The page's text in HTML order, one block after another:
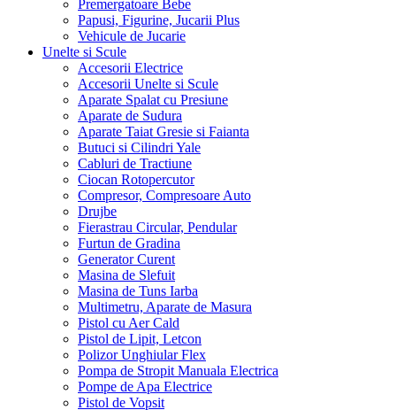
Premergatoare Bebe
Papusi, Figurine, Jucarii Plus
Vehicule de Jucarie
Unelte si Scule
Accesorii Electrice
Accesorii Unelte si Scule
Aparate Spalat cu Presiune
Aparate de Sudura
Aparate Taiat Gresie si Faianta
Butuci si Cilindri Yale
Cabluri de Tractiune
Ciocan Rotopercutor
Compresor, Compresoare Auto
Drujbe
Fierastrau Circular, Pendular
Furtun de Gradina
Generator Curent
Masina de Slefuit
Masina de Tuns Iarba
Multimetru, Aparate de Masura
Pistol cu Aer Cald
Pistol de Lipit, Letcon
Polizor Unghiular Flex
Pompa de Stropit Manuala Electrica
Pompe de Apa Electrice
Pistol de Vopsit